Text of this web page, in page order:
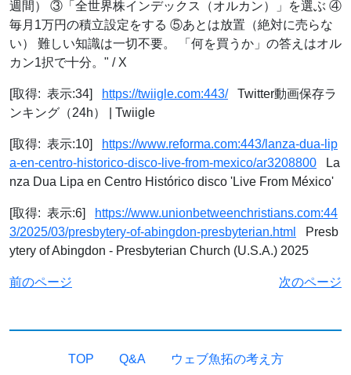
週間） ③「全世界株インデックス（オルカン）」を選ぶ ④
毎月1万円の積立設定をする ⑤あとは放置（絶対に売らな
い） 難しい知識は一切不要。 「何を買うか」の答えはオル
カン1択で十分。" / X
[取得: 表示:34] https://twiigle.com:443/Twitter動画保存ラ
ンキング（24h） | Twiigle
[取得: 表示:10]
https://www.reforma.com:443/lanza-dua-lip
a-en-centro-historico-disco-live-from-mexico/ar3208800 La
nza Dua Lipa en Centro Histórico disco 'Live From México'
[取得: 表示:6]
https://www.unionbetweenchristians.com:44
3/2025/03/presbytery-of-abingdon-presbyterian.html
Presb
ytery of Abingdon - Presbyterian Church (U.S.A.) 2025
前のページ 次のページ
TOP Q&A ウェブ魚拓の考え方